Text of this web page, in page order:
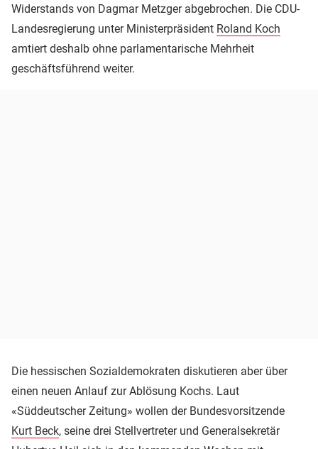
Widerstands von Dagmar Metzger abgebrochen. Die CDU-
Landesregierung unter Ministerpräsident Roland Koch
amtiert deshalb ohne parlamentarische Mehrheit
geschäftsführend weiter.
Die hessischen Sozialdemokraten diskutieren aber über
einen neuen Anlauf zur Ablösung Kochs. Laut
«Süddeutscher Zeitung» wollen der Bundesvorsitzende
Kurt Beck, seine drei Stellvertreter und Generalsekretär